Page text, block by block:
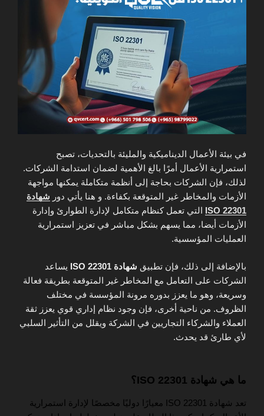
في بيئة الأعمال الديناميكية والمليئة بالتحديات، تصبح
استمرارية الأعمال أمرًا بالغ الأهمية لضمان استدامة الشركات.
لذلك، فإن الشركات بحاجة إلى أنظمة متكاملة يمكنها مواجهة
الأزمات والمخاطر غير المتوقعة بكفاءة. و هنا يأتي دور شهادة
ISO 22301 التي تعمل كنظام متكامل لإدارة الطوارئ وإدارة
الأزمات أيضا، مما يسهم بشكل مباشر في تعزيز استمرارية
العمليات المؤسسية.
بالإضافة إلى ذلك، فإن تطبيق شهادة ISO 22301
يساعد
الشركات على التعامل مع المخاطر غير المتوقعة بطريقة فعالة
وسريعة، وهو ما يعزز بدوره مرونة المؤسسة في مختلف
الظروف. من ناحية أخرى، فإن وجود نظام إداري قوي يعزز ثقة
العملاء والشركاء التجاريين في الشركة ويقلل من التأثير السلبي
لأي طارئ قد يحدث.
ما هي شهادة ISO 22301؟
تعد شهادة ISO 22301 معيارًا دوليًا مخصصًا لإدارة استمرارية